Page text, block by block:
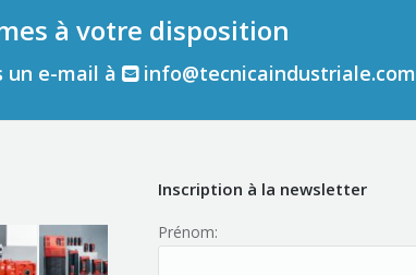
à votre disposition
un e-mail à info@tecnicaindustriale.com
Inscription à la newsletter
Prénom: